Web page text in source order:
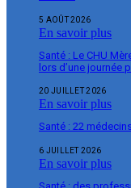
5 AOÛT 2026
En savoir plus
Santé : Le CHU
lors d’une journée
20 JUILLET 2026
En savoir plus
Santé : 22
6 JUILLET 2026
En savoir plus